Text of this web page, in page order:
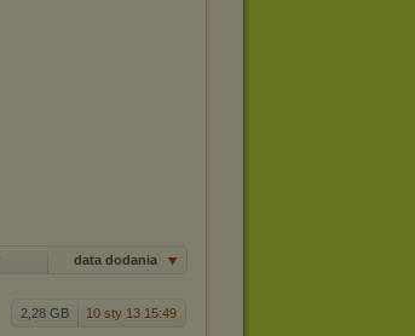
data dodania
2,28 GB 10 sty 13 15:49